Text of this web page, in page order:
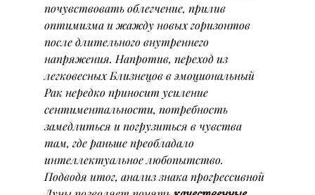
почувствовать облегчение, прилив
оптимизма и жажду новых горизонтов
после длительного внутреннего
напряжения. Напротив, переход из
легковесных Близнецов в эмоциональный
Рак нередко приносит усиление
сентиментальности, потребность
замедлиться и погрузиться в чувства
там, где раньше преобладало
интеллектуальное любопытство.
Подводя итог, анализ знака прогрессивной